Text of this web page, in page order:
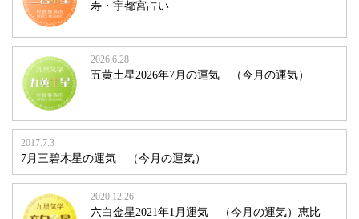
寿・宇都宮占い
2026.6.28
五黄土星2026年7月の運気 （今月の運気）
2017.7.3
7月三碧木星の運気 （今月の運気）
2020.12.26
六白金星2021年1月運気 （今月の運気）恵比